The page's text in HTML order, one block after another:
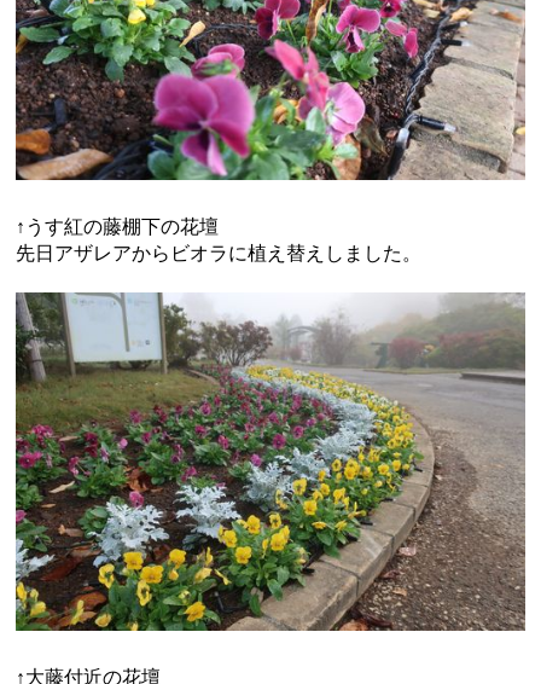
↑うす紅の藤棚下の花壇
先日アザレアからビオラに植え替えしました。
↑大藤付近の花壇